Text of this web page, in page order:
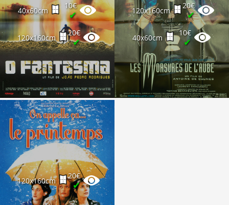
40x60cm
10€
✔
120x160cm
20€
✔
120x160cm
20€
✔
40x60cm
10€
✔
120x160cm
20€
✔